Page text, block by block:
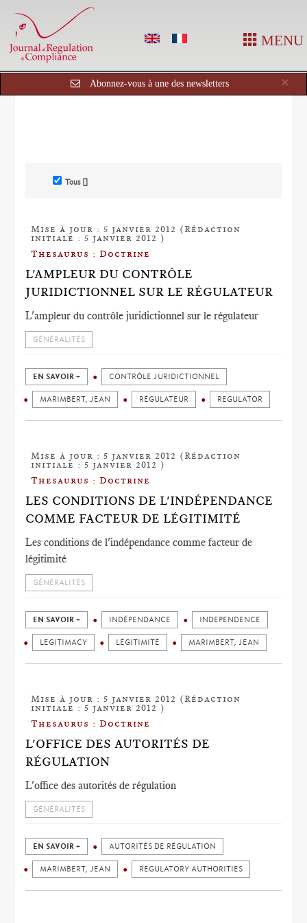
MENU
×
Abonnez-vous à une des newsletters
Tous []
Mise à jour : 5 janvier 2012 (Rédaction
initiale : 5 janvier 2012 )
Thesaurus : Doctrine
L'AMPLEUR DU CONTRÔLE
JURIDICTIONNEL SUR LE RÉGULATEUR
L'ampleur du contrôle juridictionnel sur le régulateur
GÉNÉRALITÉS
EN SAVOIR + CONTRÔLE JURIDICTIONNEL
MARIMBERT, JEAN RÉGULATEUR REGULATOR
Mise à jour : 5 janvier 2012 (Rédaction
initiale : 5 janvier 2012 )
Thesaurus : Doctrine
LES CONDITIONS DE L'INDÉPENDANCE
COMME FACTEUR DE LÉGITIMITÉ
Les conditions de l'indépendance comme facteur de
légitimité
GÉNÉRALITÉS
EN SAVOIR + INDÉPENDANCE INDEPENDENCE
LEGITIMACY LÉGITIMITÉ MARIMBERT, JEAN
Mise à jour : 5 janvier 2012 (Rédaction
initiale : 5 janvier 2012 )
Thesaurus : Doctrine
L'OFFICE DES AUTORITÉS DE
RÉGULATION
L'office des autorités de régulation
GÉNÉRALITÉS
EN SAVOIR + AUTORITÉS DE RÉGULATION
MARIMBERT, JEAN REGULATORY AUTHORITIES